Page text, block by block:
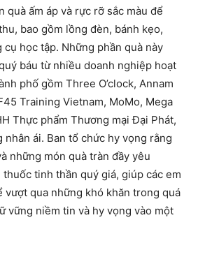
quà ấm áp và rực rỡ sắc màu để
bao gồm lồng đèn, bánh kẹo,
học tập. Những phần quà này
báu từ nhiều doanh nghiệp hoạt
phố gồm Three O’clock, Annam
Training Vietnam, MoMo, Mega
Thực phẩm Thương mại Đại Phát,
ái. Ban tổ chức hy vọng rằng
những món quà tràn đầy yêu
tinh thần quý giá, giúp các em
vượt qua những khó khăn trong quá
vững niềm tin và hy vọng vào một